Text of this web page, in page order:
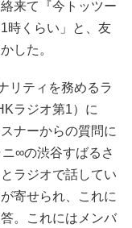
来て『今トッツー
時くらい」と、友
した。
リティを務めるラ
ラジオ第1）に
ナーからの質問に
∞の渋谷すばるさ
ラジオで話してい
寄せられ、これに
。これにはメンバ